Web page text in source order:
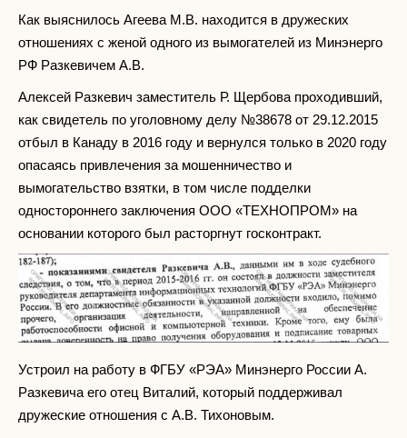
Как выяснилось Агеева М.В. находится в дружеских
отношениях с женой одного из вымогателей из Минэнерго
РФ Разкевичем А.В.
Алексей Разкевич заместитель Р. Щербова проходивший,
как свидетель по уголовному делу №38678 от 29.12.2015
отбыл в Канаду в 2016 году и вернулся только в 2020 году
опасаясь привлечения за мошенничество и
вымогательство взятки, в том числе подделки
одностороннего заключения ООО «ТЕХНОПРОМ» на
основании которого был расторгнут госконтракт.
Устроил на работу в ФГБУ «РЭА» Минэнерго России А.
Разкевича его отец Виталий, который поддерживал
дружеские отношения с А.В. Тихоновым.